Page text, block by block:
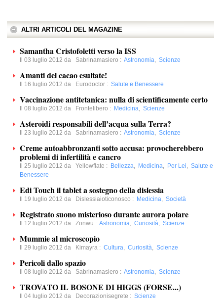
ALTRI ARTICOLI DEL MAGAZINE
Samantha Cristofoletti verso la ISS
Il 03 luglio 2012 da Sabrinamasiero : Astronomia, Scienze
Amanti del cacao esultate!
Il 16 luglio 2012 da Eurodoctor : Salute e Benessere
Vaccinazione antitetanica: nulla di scientificamente certo
Il 08 luglio 2012 da Frontelibero : Medicina, Scienze
Asteroidi responsabili dell’acqua sulla Terra?
Il 23 luglio 2012 da Sabrinamasiero : Astronomia, Scienze
Creme autoabbronzanti sotto accusa: provocherebbero
problemi di infertilità e cancro
Il 25 luglio 2012 da Yellowflate : Bellezza, Medicina, Per Lei, Salute e
Benessere
Edi Touch il tablet a sostegno della dislessia
Il 19 luglio 2012 da Dislessiaioticonosco : Medicina, Società
Registrato suono misterioso durante aurora polare
Il 12 luglio 2012 da Zonwu : Astronomia, Curiosità, Scienze
Mummie al microscopio
Il 29 luglio 2012 da Kimayra : Cultura, Curiosità, Scienze
Pericoli dallo spazio
Il 08 luglio 2012 da Sabrinamasiero : Astronomia, Scienze
TROVATO IL BOSONE DI HIGGS (FORSE...)
Il 04 luglio 2012 da Decorazionisegrete : Scienze